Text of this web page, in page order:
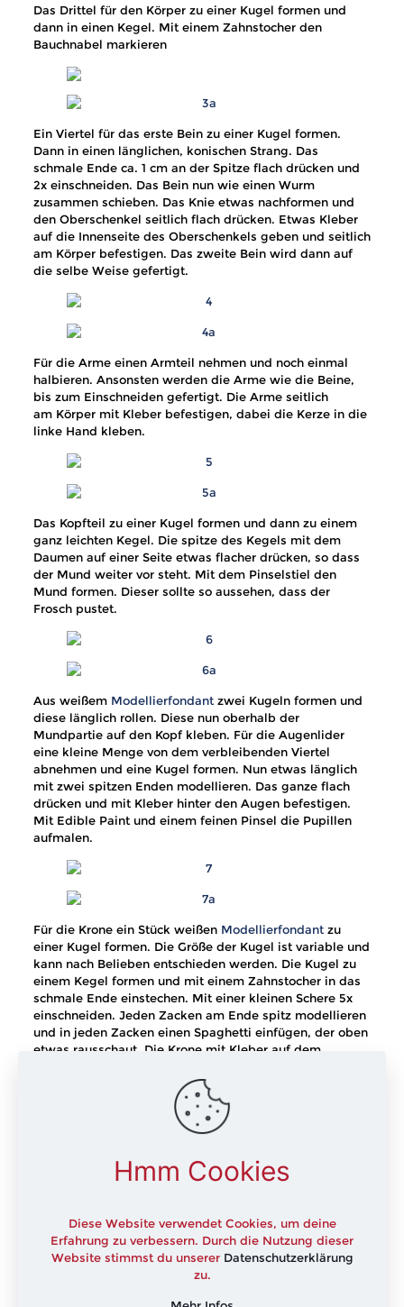
Das Drittel für den Körper zu einer Kugel formen und
dann in einen Kegel. Mit einem Zahnstocher den
Bauchnabel markieren
Ein Viertel für das erste Bein zu einer Kugel formen.
Dann in einen länglichen, konischen Strang. Das
schmale Ende ca. 1 cm an der Spitze flach drücken und
2x einschneiden. Das Bein nun wie einen Wurm
zusammen schieben. Das Knie etwas nachformen und
den Oberschenkel seitlich flach drücken. Etwas Kleber
auf die Innenseite des Oberschenkels geben und seitlich
am Körper befestigen. Das zweite Bein wird dann auf
die selbe Weise gefertigt.
Für die Arme einen Armteil nehmen und noch einmal
halbieren. Ansonsten werden die Arme wie die Beine,
bis zum Einschneiden gefertigt. Die Arme seitlich
am Körper mit Kleber befestigen, dabei die Kerze in die
linke Hand kleben.
Das Kopfteil zu einer Kugel formen und dann zu einem
ganz leichten Kegel. Die spitze des Kegels mit dem
Daumen auf einer Seite etwas flacher drücken, so dass
der Mund weiter vor steht. Mit dem Pinselstiel den
Mund formen. Dieser sollte so aussehen, dass der
Frosch pustet.
Aus weißem Modellierfondantzwei Kugeln formen und
diese länglich rollen. Diese nun oberhalb der
Mundpartie auf den Kopf kleben. Für die Augenlider
eine kleine Menge von dem verbleibenden Viertel
abnehmen und eine Kugel formen. Nun etwas länglich
mit zwei spitzen Enden modellieren. Das ganze flach
drücken und mit Kleber hinter den Augen befestigen.
Mit Edible Paint und einem feinen Pinsel die Pupillen
aufmalen.
Für die Krone ein Stück weißen Modellierfondantzu
einer Kugel formen. Die Größe der Kugel ist variable und
kann nach Belieben entschieden werden. Die Kugel zu
einem Kegel formen und mit einem Zahnstocher in das
schmale Ende einstechen. Mit einer kleinen Schere 5x
einschneiden. Jeden Zacken am Ende spitz modellieren
und in jeden Zacken einen Spaghetti einfügen, der oben
etwas rausschaut. Die Krone mit Kleber auf dem
weiteren Strang formen und um die Krone legen, so
dass diese einen Abschluss hat. Zum Schluss noch die
kleinen Kugeln für die Zacken rollen und mit Kleber
Für den Randabschluss am Tortenrand aus dem weißen
Modellierfondantweiße Kugeln formen und mit Kleber
Wer mag kann ausBlütenpastekleine Kreise als Konfetti
ausstechen. Ich habe dafür eine Nr. 4 Tülle verwendet.
Hmm Cookies
Diese Website verwendet Cookies, um deine
Erfahrung zu verbessern. Durch die Nutzung dieser
Website stimmst du unserer Datenschutzerklärung
zu.